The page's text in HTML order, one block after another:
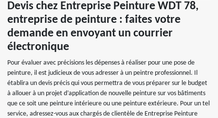
Devis chez Entreprise Peinture WDT 78,
entreprise de peinture : faites votre
demande en envoyant un courrier
électronique
Pour évaluer avec précisions les dépenses à réaliser pour une pose de
peinture, il est judicieux de vous adresser à un peintre professionnel. Il
établira un devis précis qui vous permettra de vous préparer sur le budget
à allouer à un projet d’application de nouvelle peinture sur vos bâtiments
que ce soit une peinture intérieure ou une peinture extérieure. Pour un tel
service, adressez-vous aux chargés de clientèle de Entreprise Peinture